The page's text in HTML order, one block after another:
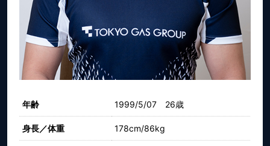
年齢 1999/5/07 26歳
身長／体重 178cm/86kg